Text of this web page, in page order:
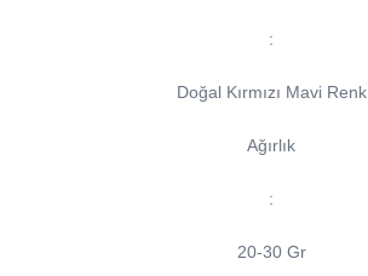
:
Doğal Kırmızı Mavi Renk
Ağırlık
:
20-30 Gr